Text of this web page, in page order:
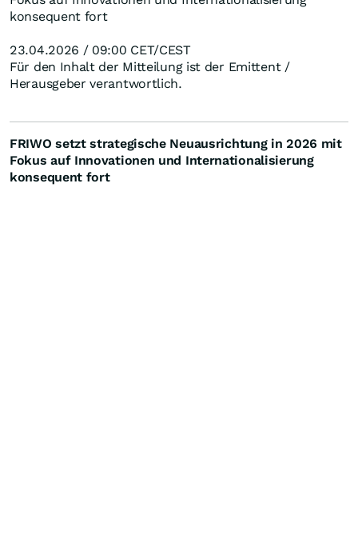
konsequent fort
23.04.2026 / 09:00 CET/CEST
Für den Inhalt der Mitteilung ist der Emittent /
Herausgeber verantwortlich.
FRIWO setzt strategische Neuausrichtung in 2026 mit
Fokus auf Innovationen und Internationalisierung
konsequent fort